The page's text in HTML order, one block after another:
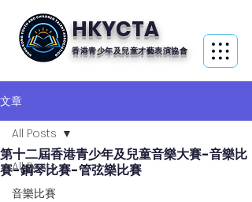
HKYCTA
香港青少年及兒童才藝表演協會
文章
All Posts
音樂比賽
All Posts
第十二屆香港青少年及兒童音樂大賽-音樂比
賽-鋼琴比賽-管弦樂比賽